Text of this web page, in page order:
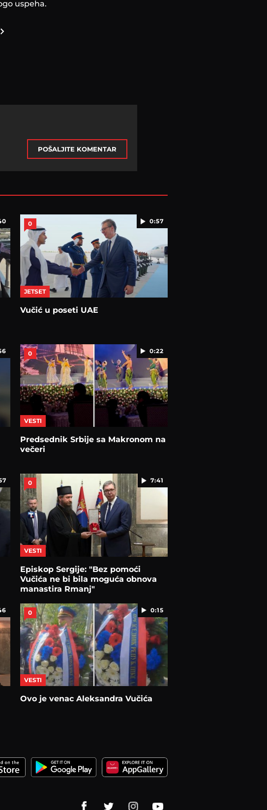
uspeha.
POŠALJITE KOMENTAR
0:57
0
JETSET
Vučić u poseti UAE
0:22
0
VESTI
Predsednik Srbije sa Makronom na
večeri
7:41
0
VESTI
Episkop Sergije: "Bez pomoći
Vučića ne bi bila moguća obnova
manastira Rmanj"
0:15
0
VESTI
Ovo je venac Aleksandra Vučića